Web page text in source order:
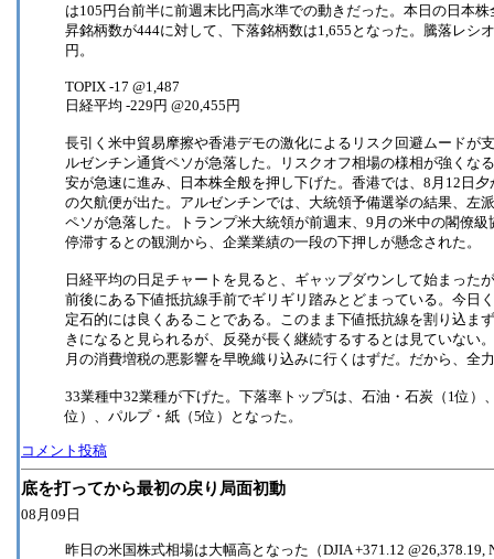
は105円台前半に前週末比円高水準での動きだった。本日の日本
昇銘柄数が444に対して、下落銘柄数は1,655となった。騰落レシ
円。
TOPIX -17 @1,487
日経平均 -229円 @20,455円
長引く米中貿易摩擦や香港デモの激化によるリスク回避ムードが
ルゼンチン通貨ペソが急落した。リスクオフ相場の様相が強くな
安が急速に進み、日本株全般を押し下げた。香港では、8月12日
の欠航便が出た。アルゼンチンでは、大統領予備選挙の結果、左
ペソが急落した。トランプ米大統領が前週末、9月の米中の閣僚
停滞するとの観測から、企業業績の一段の下押しが懸念された。
日経平均の日足チャートを見ると、ギャップダウンして始まった
前後にある下値抵抗線手前でギリギリ踏みとどまっている。今日
定石的には良くあることである。このまま下値抵抗線を割り込ま
きになると見られるが、反発が長く継続するするとは見ていない
月の消費増税の悪影響を早晩織り込みに行くはずだ。だから、全
33業種中32業種が下げた。下落率トップ5は、石油・石炭（1位）
位）、パルプ・紙（5位）となった。
コメント投稿
底を打ってから最初の戻り局面初動
08月09日
昨日の米国株式相場は大幅高となった（DJIA +371.12 @26,378.19,